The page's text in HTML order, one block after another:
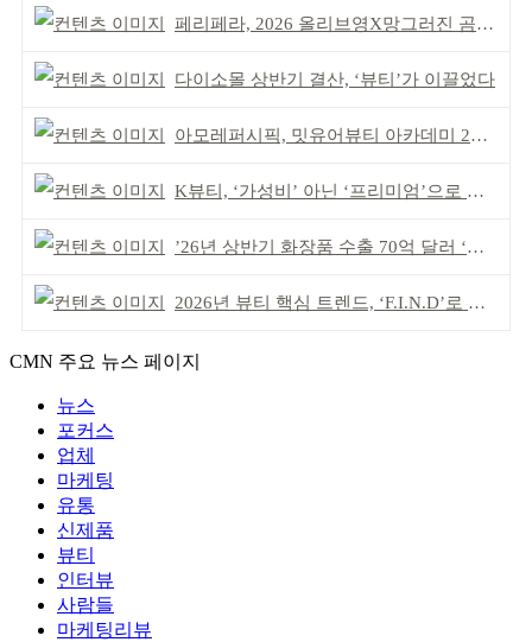
페리페라, 2026 올리브영X망그러진 곰 콜라보
다이소몰 상반기 결산, ‘뷰티’가 이끌었다
아모레퍼시픽, 밋유어뷰티 아카데미 2기 발대식
K뷰티, ‘가성비’ 아닌 ‘프리미엄’으로 승부걸어야
’26년 상반기 화장품 수출 70억 달러 ‘역대 최고’
2026년 뷰티 핵심 트렌드, ‘F.I.N.D’로 읽는다
CMN 주요 뉴스 페이지
뉴스
포커스
업체
마케팅
유통
신제품
뷰티
인터뷰
사람들
마케팅리뷰